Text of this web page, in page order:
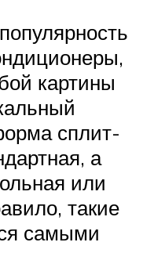
картины
сплит-
а
или
такие
самыми